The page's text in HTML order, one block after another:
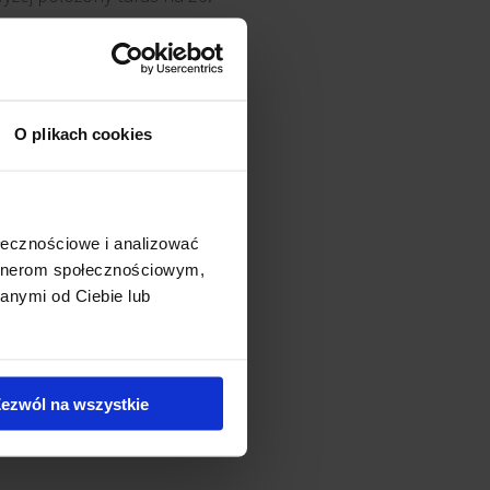
O plikach cookies
i analizować
społecznościowym,
od Ciebie lub
na wszystkie
wewnątrz prowadzi się
usługową na
pomieści 217